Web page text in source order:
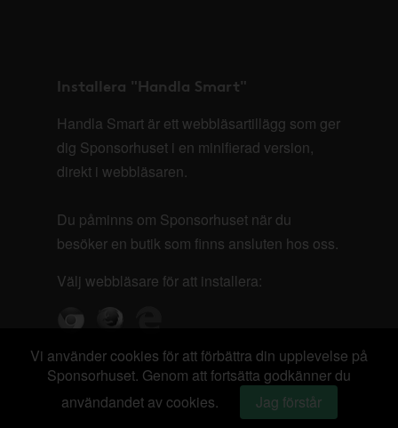
Installera "Handla Smart"
Handla Smart är ett webbläsartillägg som ger
dig Sponsorhuset i en minifierad version,
direkt i webbläsaren.
Du påminns om Sponsorhuset när du
besöker en butik som finns ansluten hos oss.
Välj webbläsare för att installera:
Vi använder cookies för att förbättra din upplevelse på
Sponsorhuset. Genom att fortsätta godkänner du
användandet av cookies.
Jag förstår